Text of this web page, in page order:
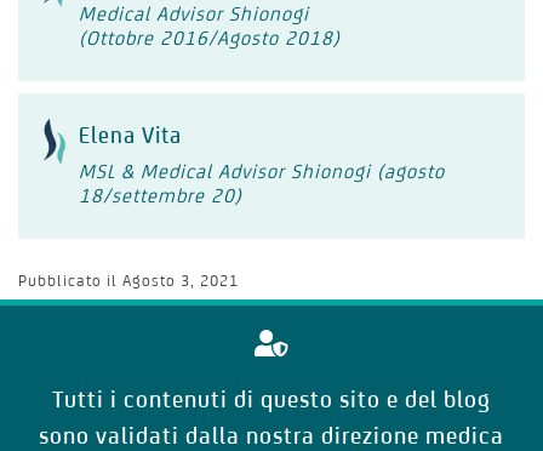
Medical Advisor Shionogi
(Ottobre 2016/Agosto 2018)
Elena Vita
MSL & Medical Advisor Shionogi (agosto
18/settembre 20)
Pubblicato il Agosto 3, 2021
Tutti i contenuti di questo sito e del blog
sono validati dalla nostra direzione medica